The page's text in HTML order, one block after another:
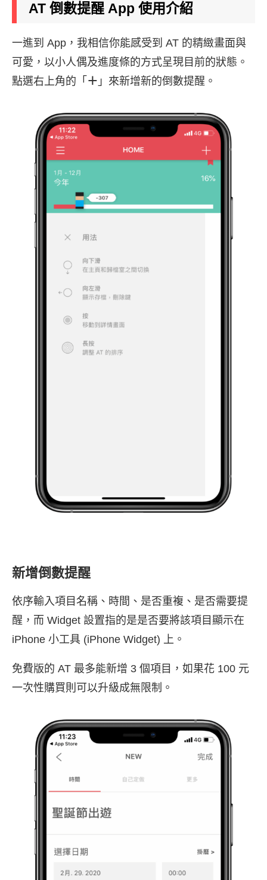
AT 倒數提醒 App 使用介紹
一進到 App，我相信你能感受到 AT 的精緻畫面與
可愛，以小人偶及進度條的方式呈現目前的狀態。
點選右上角的「 ＋ 」來新增新的倒數提醒。
新增倒數提醒
依序輸入項目名稱、時間、是否重複、是否需要提
醒，而 Widget 設置指的是是否要將該項目顯示在
iPhone 小工具 (iPhone Widget) 上。
免費版的 AT 最多能新增 3 個項目，如果花 100 元
一次性購買則可以升級成無限制。